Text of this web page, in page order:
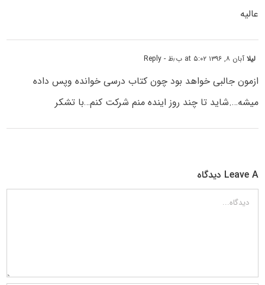
عالیه
لیلاآبان ۸, ۱۳۹۶ at ۵:۰۲ ب٫ظ - Reply
ازمون جالبی خواهد بود چون کتاب درسی خوانده وپس داده
میشه….شاید تا چند روز اینده منم شرکت کنم…با تشکر
Leave A دیدگاه
دیدگاه